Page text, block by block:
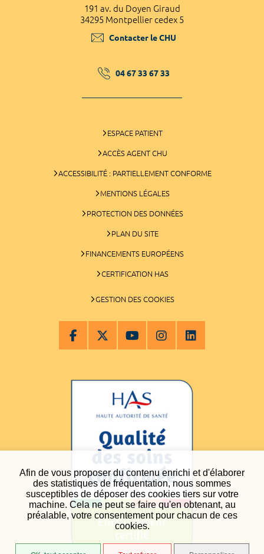
Afin de vous proposer du contenu enrichi et d'élaborer
des statistiques de fréquentation, nous sommes
susceptibles de déposer des cookies tiers sur votre
machine. Cela ne peut se faire qu'en obtenant, au
préalable, votre consentement pour chacun de ces
cookies.
191 av. du Doyen Giraud
34295 Montpellier cedex 5
Contacter le CHU
04 67 33 67 33
ESPACE PATIENT
ACCÈS AGENT CHU
ACCESSIBILITÉ : PARTIELLEMENT CONFORME
MENTIONS LÉGALES
PROTECTION DES DONNÉES
PLAN DU SITE
FINANCEMENTS EUROPÉENS
CERTIFICATION HAS
GESTION DES COOKIES